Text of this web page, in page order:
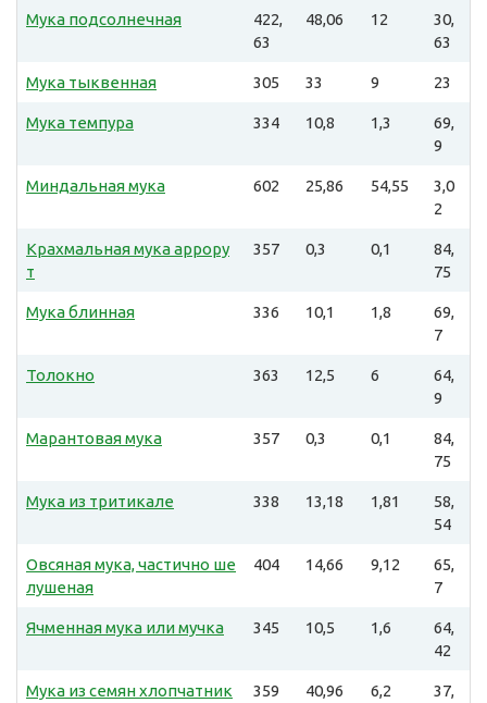
Мука подсолнечная
422,
63
48,06 12
30,
63
Мука тыквенная 305 33 9 23
Мука темпура 334 10,8 1,3
69,
9
Миндальная мука 602 25,86 54,55
3,0
2
Крахмальная мука аррору
т
357 0,3 0,1
84,
75
Мука блинная 336 10,1 1,8
69,
7
Толокно 363 12,5 6
64,
9
Марантовая мука 357 0,3 0,1
84,
75
Мука из тритикале 338 13,18 1,81
58,
54
Овсяная мука, частично ше
лушеная
404 14,66 9,12
65,
7
Ячменная мука или мучка 345 10,5 1,6
64,
42
Мука из семян хлопчатник
359 40,96 6,2
37,